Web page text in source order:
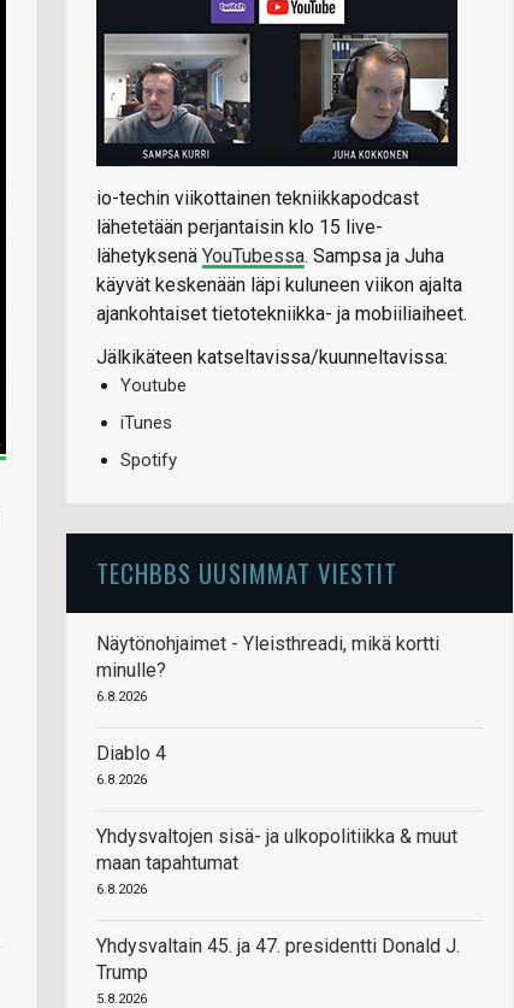
io-techin viikottainen tekniikkapodcast
lähetetään perjantaisin klo 15 live-
lähetyksenä YouTubessa. Sampsa ja Juha
käyvät keskenään läpi kuluneen viikon ajalta
ajankohtaiset tietotekniikka- ja mobiiliaiheet.
Jälkikäteen katseltavissa/kuunneltavissa:
Youtube
iTunes
Spotify
TECHBBS UUSIMMAT VIESTIT
Näytönohjaimet - Yleisthreadi, mikä kortti
minulle?
6.8.2026
Diablo 4
6.8.2026
Yhdysvaltojen sisä- ja ulkopolitiikka & muut
maan tapahtumat
6.8.2026
Yhdysvaltain 45. ja 47. presidentti Donald J.
Trump
5.8.2026